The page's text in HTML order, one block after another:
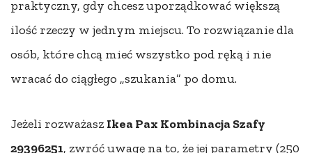
praktyczny, gdy chcesz uporządkować większą
ilość rzeczy w jednym miejscu. To rozwiązanie dla
osób, które chcą mieć wszystko pod ręką i nie
wracać do ciągłego „szukania” po domu.
Jeżeli rozważasz Ikea Pax Kombinacja Szafy
29396251, zwróć uwagę na to, że jej parametry (250